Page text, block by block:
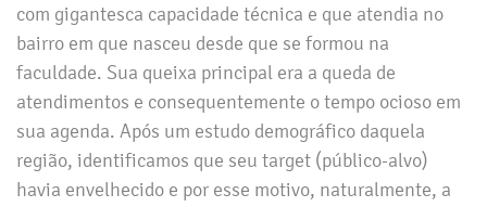
com gigantesca capacidade técnica e que atendia no
bairro em que nasceu desde que se formou na
faculdade. Sua queixa principal era a queda de
atendimentos e consequentemente o tempo ocioso em
sua agenda. Após um estudo demográfico daquela
região, identificamos que seu target (público-alvo)
havia envelhecido e por esse motivo, naturalmente, a